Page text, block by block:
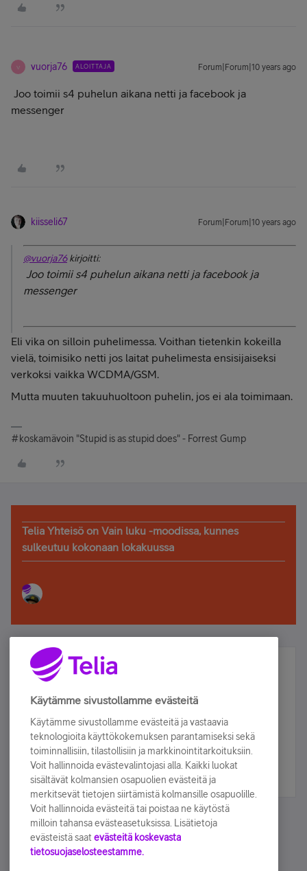
V vuorja76 ALOITTAJA Forum|Forum|10 years ago
Joo toimii s4 puhelun aikana netti ja facebook ja
messenger
kiisseli67 Forum|Forum|10 years ago
@vuorja76kirjoitti:
Joo toimii s4 puhelun aikana netti ja facebook ja
messenger
Eli vika on silloin puhelimessa. Voithan tietenkin kokeilla
vielä, toimisiko netti jos laitat puhelimesta ensisijaiseksi
verkoksi vaikka WCDMA/GSM.
Mutta muuten takuuhuoltoon puhelin, jos ei ala toimimaan.
#koskamävoin "Stupid is as stupid does" - Forrest Gump
Telia Yhteisö on Vain luku -moodissa, kunnes
sulkeutuu kokonaan lokakuussa
Älä jää paitsi – osallistu ja voita!
Tilaa Telian uutiskirje ja olet mukana arvonnassa.
sähköpostiisi.
Tilaa nyt
Käytämme sivustollamme evästeitä
Käytämme sivustollamme evästeitä ja vastaavia
teknologioita käyttökokemuksen parantamiseksi sekä
toiminnallisiin, tilastollisiin ja markkinointitarkoituksiin.
Voit hallinnoida evästevalintojasi alla. Kaikki luokat
sisältävät kolmansien osapuolien evästeitä ja
merkitsevät tietojen siirtämistä kolmansille osapuolille.
Voit hallinnoida evästeitä tai poistaa ne käytöstä
milloin tahansa evästeasetuksissa. Lisätietoja
evästeistä saat evästeitä koskevasta
tietosuojaselosteestamme.